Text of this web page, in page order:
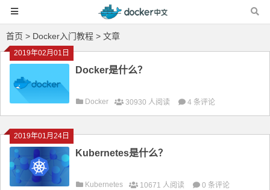
首页 > Docker入门教程 > 文章
2019年02月01日
Docker是什么？
Docker 30930 人阅读 4 条评论
2019年01月24日
Kubernetes是什么？
Kubernetes 10671 人阅读 0 条评论